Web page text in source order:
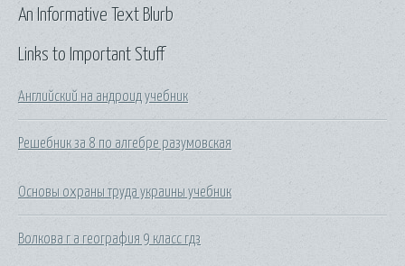
Links to Important Stuff
Английский на андроид учебник
Решебник за 8 по алгебре разумовская
Основы охраны труда украины учебник
Волкова г а география 9 класс гдз
An Informative Text Blurb